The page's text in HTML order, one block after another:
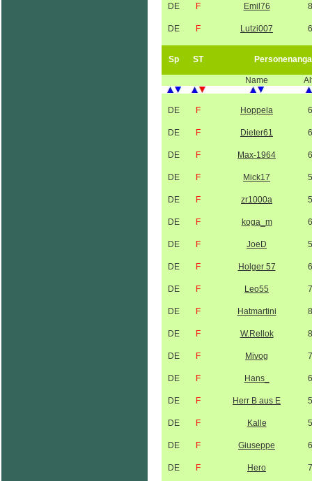
DE F Emil76
DE F Lutzi007
Sp ST
Name
DE F Hoppela
DE F Dieter61
DE F Max-1964
DE F Mick17
DE F zr1000a
DE F koga_m
DE F JoeD
DE F Holger 57
DE F Leo55
DE F Hatmartini
DE F W.Rellok
DE F Mivog
DE F Hans_
DE F Herr B aus E
DE F Kalle
DE F Giuseppe
DE F Hero